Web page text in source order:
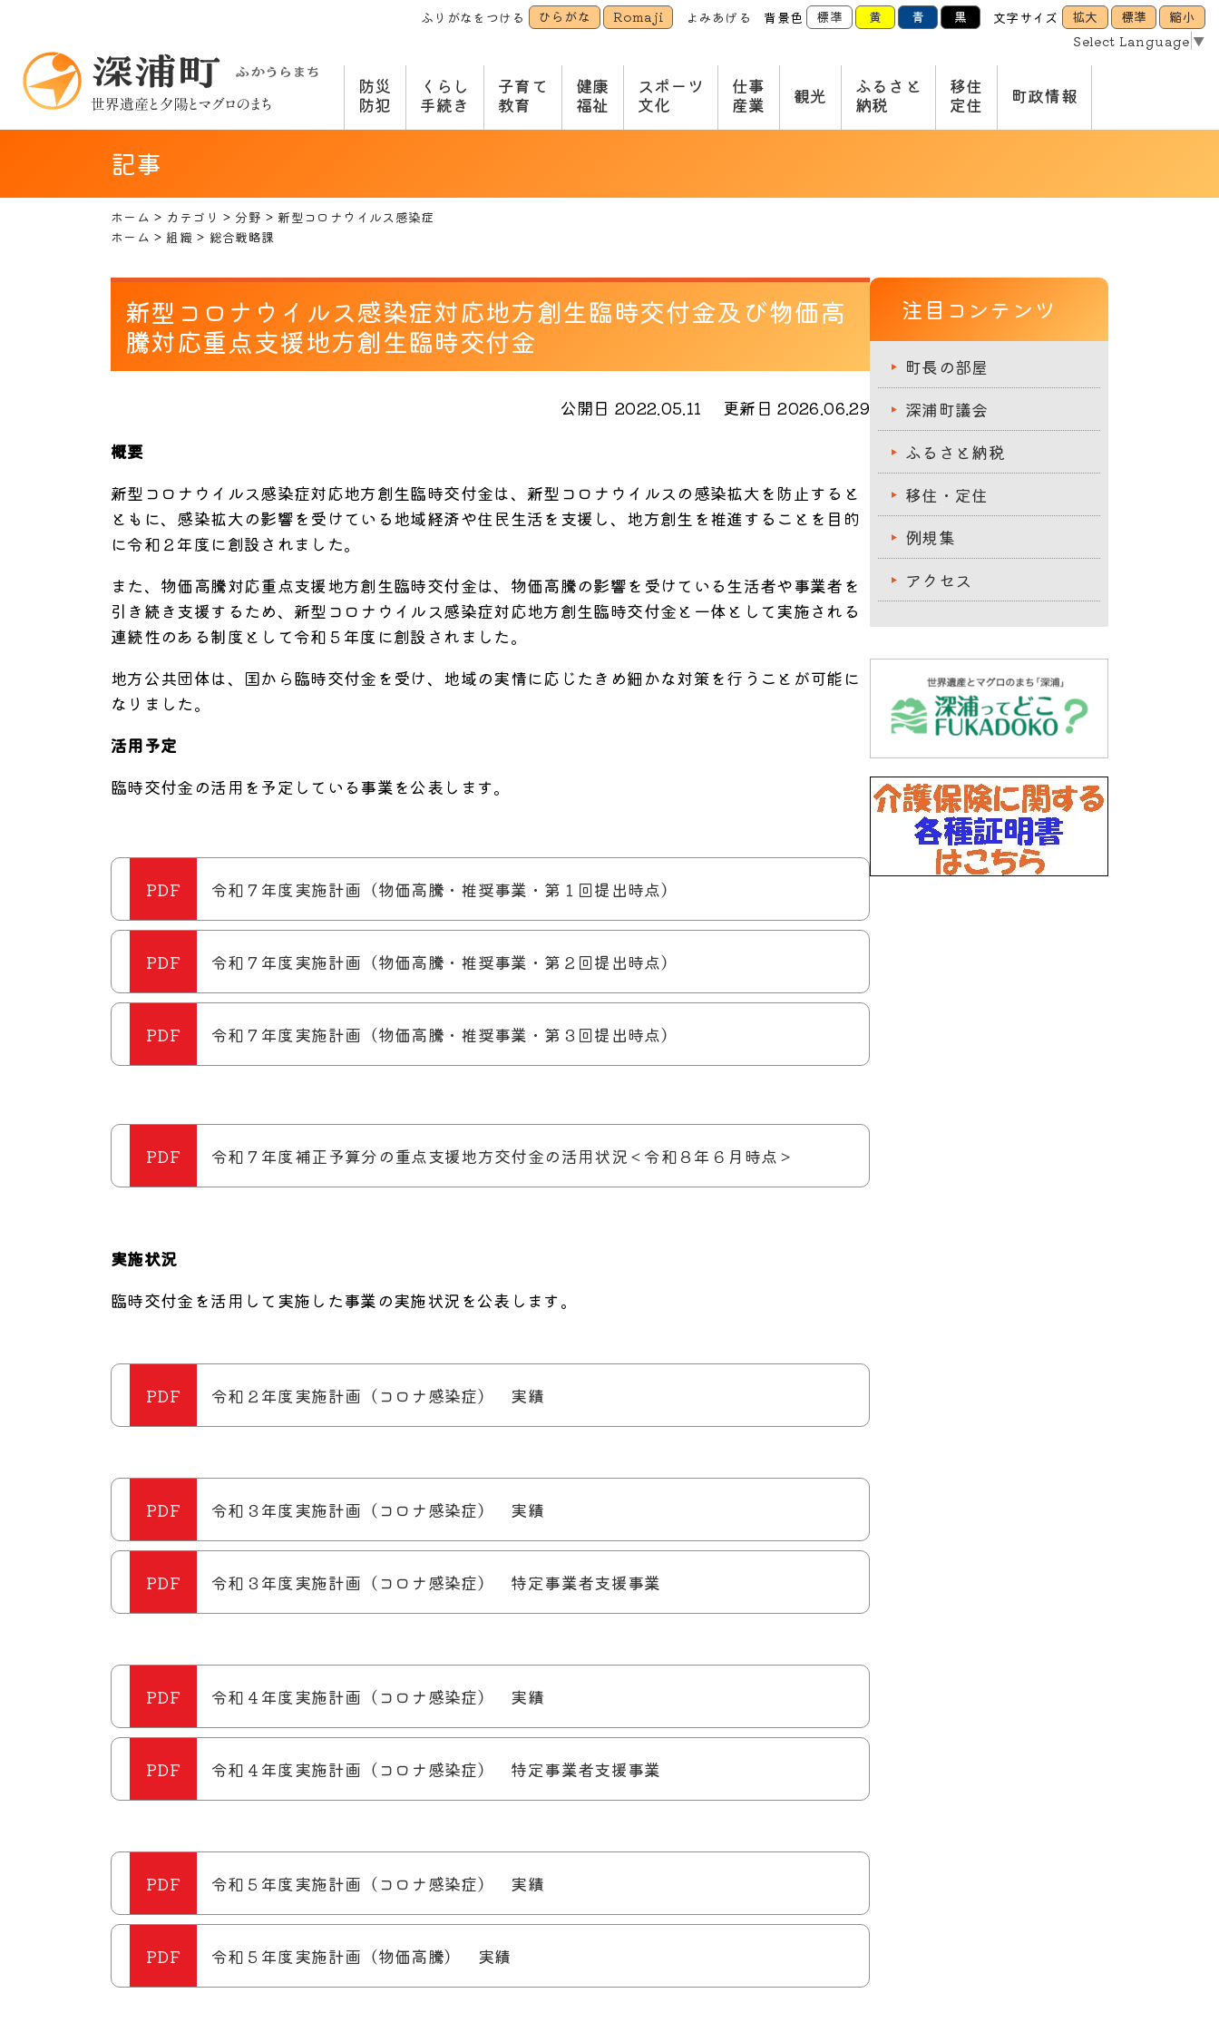
ふりがなをつける ひらがな Romaji よみあげる 背景色 標準 黄 青 黒 文字サイズ 拡大 標準
縮小
Select Language ▼
防災
防犯
くらし
手続き
子育て
教育
健康
福祉
スポーツ
文化
仕事
産業
観光
ふるさと
納税
移住
定住
町政情報
記事
ホーム カテゴリ 分野
新型コロナウイルス感染症
ホーム
組織 総合戦略課
新型コロナウイルス感染症対応地方創生臨時交付金及び物価高
騰対応重点支援地方創生臨時交付金
公開日 2022.05.11
更新日 2026.06.29
概要
新型コロナウイルス感染症対応地方創生臨時交付金は、新型コロナウイルスの感染拡大を防止すると
ともに、感染拡大の影響を受けている地域経済や住民生活を支援し、地方創生を推進することを目的
に令和２年度に創設されました。
また、物価高騰対応重点支援地方創生臨時交付金は、物価高騰の影響を受けている生活者や事業者を
引き続き支援するため、新型コロナウイルス感染症対応地方創生臨時交付金と一体として実施される
連続性のある制度として令和５年度に創設されました。
地方公共団体は、国から臨時交付金を受け、地域の実情に応じたきめ細かな対策を行うことが可能に
なりました。
活用予定
臨時交付金の活用を予定している事業を公表します。
令和７年度実施計画（物価高騰・推奨事業・第１回提出時点）
令和７年度実施計画（物価高騰・推奨事業・第２回提出時点）
令和７年度実施計画（物価高騰・推奨事業・第３回提出時点）
令和７年度補正予算分の重点支援地方交付金の活用状況＜令和８年６月時点＞
実施状況
臨時交付金を活用して実施した事業の実施状況を公表します。
令和２年度実施計画（コロナ感染症） 実績
令和３年度実施計画（コロナ感染症） 実績
令和３年度実施計画（コロナ感染症） 特定事業者支援事業
令和４年度実施計画（コロナ感染症） 実績
令和４年度実施計画（コロナ感染症） 特定事業者支援事業
令和５年度実施計画（コロナ感染症） 実績
令和５年度実施計画（物価高騰） 実績
注目コンテンツ
町長の部屋
深浦町議会
ふるさと納税
移住・定住
例規集
アクセス